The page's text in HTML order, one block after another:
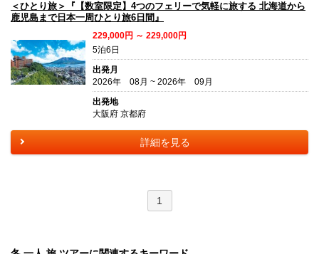
＜ひとり旅＞『【数室限定】4つのフェリーで気軽に旅する 北海道から
鹿児島まで日本一周ひとり旅6日間』
229,000円 ～ 229,000円
5泊6日
出発月
2026年 08月 ~ 2026年 09月
出発地
大阪府 京都府
詳細を見る
1